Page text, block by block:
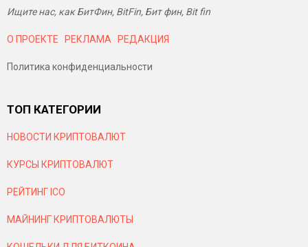
Ищите нас, как БитФин, BitFin, Бит фин, Bit fin
О ПРОЕКТЕ РЕКЛАМА РЕДАКЦИЯ
Политика конфиденциальности
ТОП КАТЕГОРИИ
НОВОСТИ КРИПТОВАЛЮТ
КУРСЫ КРИПТОВАЛЮТ
РЕЙТИНГ ICO
МАЙНИНГ КРИПТОВАЛЮТЫ